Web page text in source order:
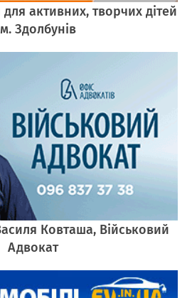
активних, творчих дітей
Здолбунів
Ковташа, Військовий
Адвокат